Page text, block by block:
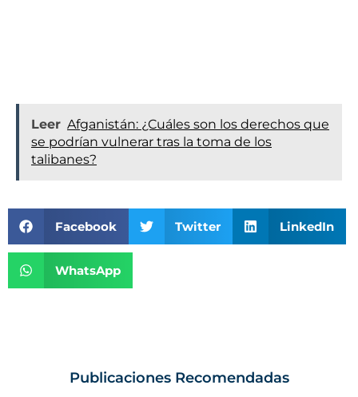
Leer Afganistán: ¿Cuáles son los derechos que
se podrían vulnerar tras la toma de los
talibanes?
Facebook Twitter LinkedIn
WhatsApp
Publicaciones Recomendadas